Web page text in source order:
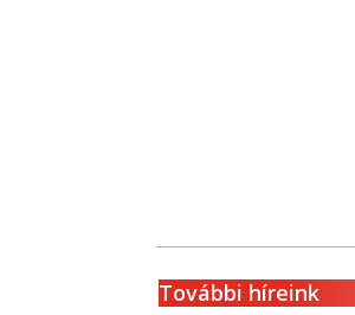
További híreink